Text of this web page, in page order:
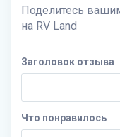
Поделитесь
на RV Land
Заголовок отзыва
Что понравилось